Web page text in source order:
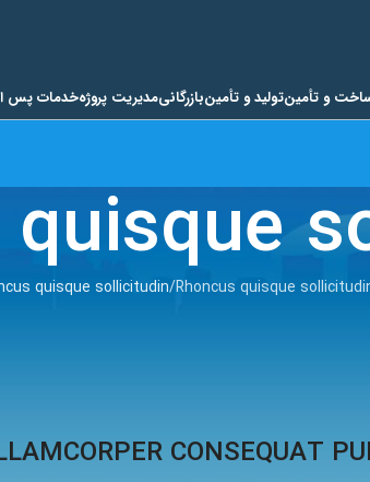
و تأمینتولید و تأمینبازرگانیمدیریت پروژهخدمات پس
quisque
quisque sollicitudin Rhoncus quisque
CONSEQUAT